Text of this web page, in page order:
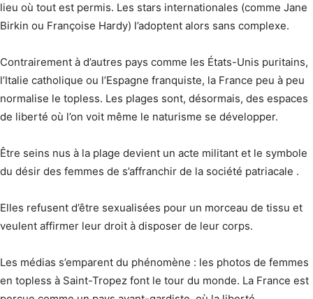
lieu où tout est permis. Les stars internationales (comme Jane
Birkin ou Françoise Hardy) l’adoptent alors sans complexe.
Contrairement à d’autres pays comme les États-Unis puritains,
l’Italie catholique ou l’Espagne franquiste, la France peu à peu
normalise le topless. Les plages sont, désormais, des espaces
de liberté où l’on voit même le naturisme se développer.
Être seins nus à la plage devient un acte militant et le symbole
du désir des femmes de s’affranchir de la société patriacale .
Elles refusent d’être sexualisées pour un morceau de tissu et
veulent affirmer leur droit à disposer de leur corps.
Les médias s’emparent du phénomène : les photos de femmes
en topless à Saint-Tropez font le tour du monde. La France est